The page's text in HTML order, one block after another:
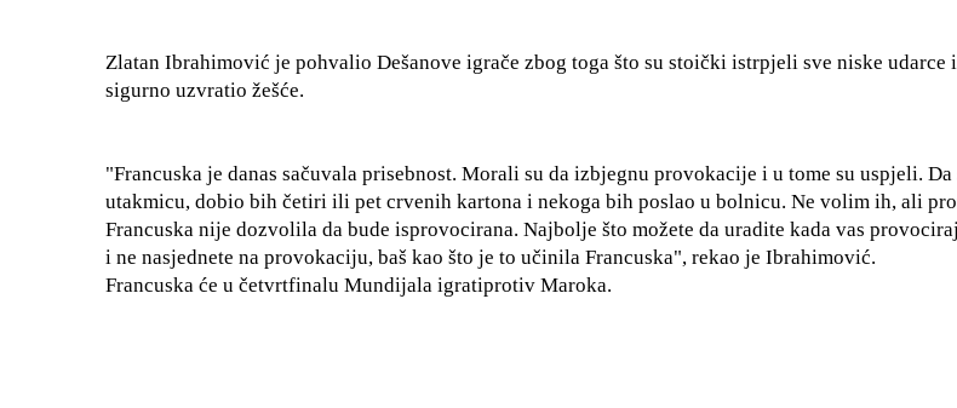
Zlatan Ibrahimović je pohvalio Dešanove igrače zbog toga što su stoički istrpjeli sve niske udarce
sigurno uzvratio žešće.
"Francuska je danas sačuvala prisebnost. Morali su da izbjegnu provokacije i u tome su uspjeli. Da
utakmicu, dobio bih četiri ili pet crvenih kartona i nekoga bih poslao u bolnicu. Ne volim ih, ali
Francuska nije dozvolila da bude isprovocirana. Najbolje što možete da uradite kada vas
i ne nasjednete na provokaciju, baš kao što je to učinila Francuska", rekao je Ibrahimović.
Francuska će u četvrtfinalu Mundijala igratiprotiv Maroka.